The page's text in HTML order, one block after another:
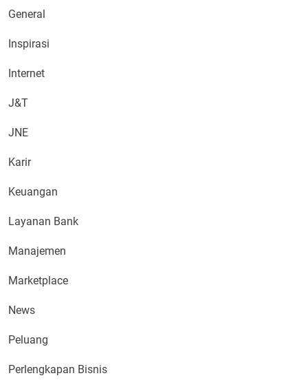
General
Inspirasi
Internet
J&T
JNE
Karir
Keuangan
Layanan Bank
Manajemen
Marketplace
News
Peluang
Perlengkapan Bisnis